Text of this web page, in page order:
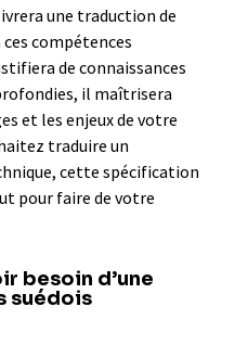
une traduction de
compétences
de connaissances
il maîtrisera
et les enjeux de votre
traduire un
cette spécification
pour faire de votre
besoin d’une
suédois